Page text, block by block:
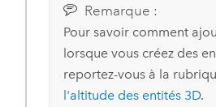
Remarque :
Pour savoir comment
lorsque vous créez des
reportez-vous à la
l'altitude des entités 3D.